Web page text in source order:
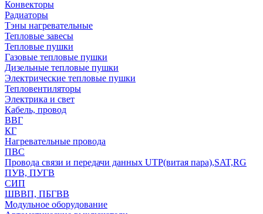
Конвекторы
Радиаторы
Тэны нагревательные
Тепловые завесы
Тепловые пушки
Газовые тепловые пушки
Дизельные тепловые пушки
Электрические тепловые пушки
Тепловентиляторы
Электрика и свет
Кабель, провод
ВВГ
КГ
Нагревательные провода
ПВС
Провода связи и передачи данных UTP(витая пара),SAT,RG
ПУВ, ПУГВ
СИП
ШВВП, ПБГВВ
Модульное оборудование